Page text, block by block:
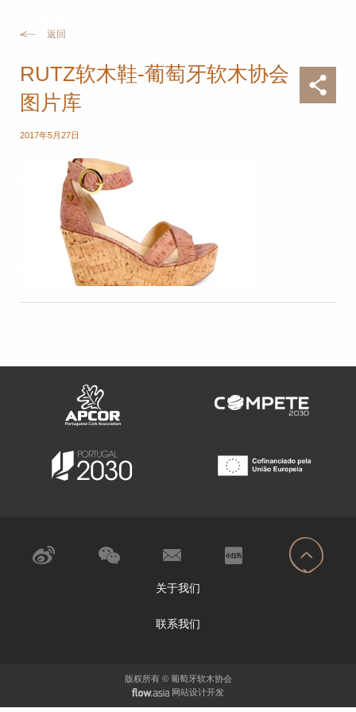
返回
RUTZ软木鞋-葡萄牙软木协会
图片库
2017年5月27日
关于我们
联系我们
版权所有 © 葡萄牙软木协会
网站设计开发